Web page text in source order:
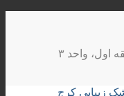
اول، واحد ۳